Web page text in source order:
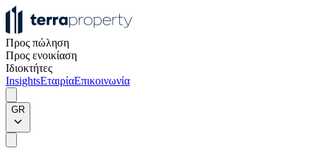
Προς πώληση
Προς ενοικίαση
Ιδιοκτήτες
InsightsΕταιρίαΕπικοινωνία
GR